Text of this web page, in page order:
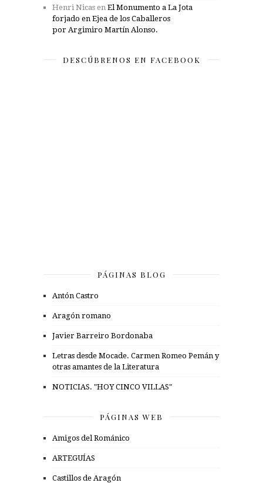
Henri Nicas en El Monumento a La Jota
forjado en Ejea de los Caballeros
por Argimiro Martín Alonso.
DESCÚBRENOS EN FACEBOOK
PÁGINAS BLOG
Antón Castro
Aragón romano
Javier Barreiro Bordonaba
Letras desde Mocade. Carmen Romeo Pemán y
otras amantes de la Literatura
NOTICIAS. "HOY CINCO VILLAS"
PÁGINAS WEB
Amigos del Románico
ARTEGUÍAS
Castillos de Aragón